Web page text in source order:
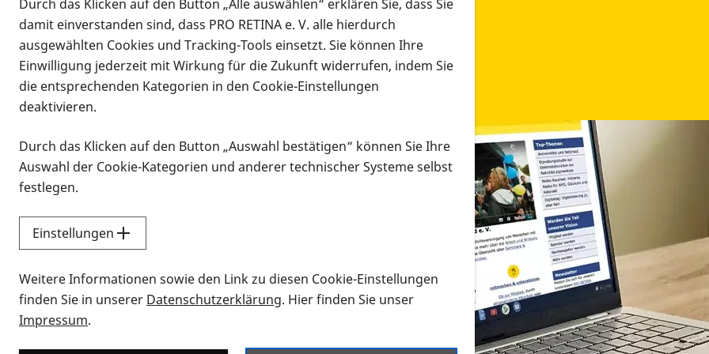
Infomaterial
Infomaterial
Vorlesen
Alle Infomaterialien in verschiedenen Formaten an
Sie möchten wissen, wie Sie nach Infonmaterial suchen und dieses bestellen bzw. herunterladen
Durch das Klicken auf den Button „Alle auswählen“ erklären Sie, dass Sie
damit einverstanden sind, dass PRO RETINA e. V. alle hierdurch
ausgewählten Cookies und Tracking-Tools einsetzt. Sie können Ihre
Einwilligung jederzeit mit Wirkung für die Zukunft widerrufen, indem Sie
die entsprechenden Kategorien in den Cookie-Einstellungen
deaktivieren.
Durch das Klicken auf den Button „Auswahl bestätigen“ können Sie Ihre
Auswahl der Cookie-Kategorien und anderer technischer Systeme selbst
festlegen.
Einstellungen
Weitere Informationen sowie den Link zu diesen Cookie-Einstellungen
finden Sie in unserer Datenschutzerklärung. Hier finden Sie unser
Impressum.